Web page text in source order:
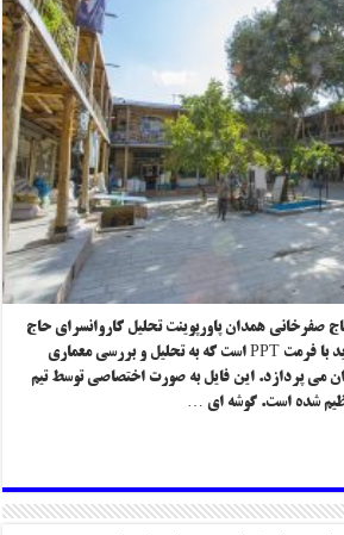
صفرخانی همدان پاورپوینت تحلیل کاروانسرای حاج
صفرخانی همدان شامل ۳۶ اسلاید با فرمت PPT است که به تحلیل و بررسی معماری
می پردازد. این فایل به صورت اختصاصی توسط تیم
شده است. گوشه ای …